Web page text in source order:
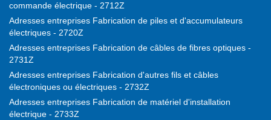
commande électrique - 2712Z
Adresses entreprises Fabrication de piles et d'accumulateurs
électriques - 2720Z
Adresses entreprises Fabrication de câbles de fibres optiques -
2731Z
Adresses entreprises Fabrication d'autres fils et câbles
électroniques ou électriques - 2732Z
Adresses entreprises Fabrication de matériel d'installation
électrique - 2733Z